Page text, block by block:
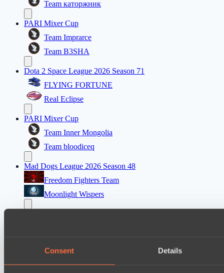
Consent Details
Team каторжник
PARI Mixer Cup
Team Imprarce
Team B3SHA
Dota 2 Space League 2026 Season 71
FLYING FORTUNE
Real Eclipse
PARI Mixer Cup
Team Inner Mongolia
Team bloodiceq
Mad Dogs League 2026 Season 48
Freedom Fighters Team
Moonlight Wispers